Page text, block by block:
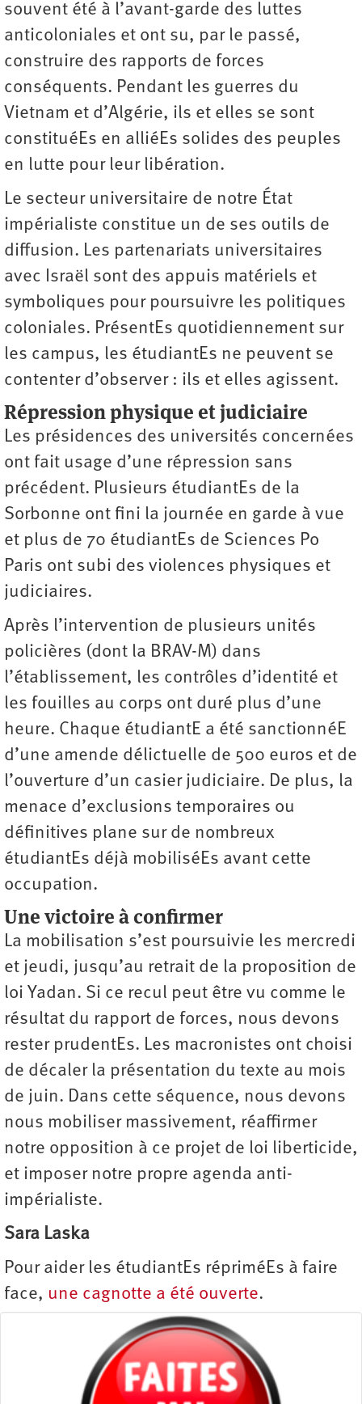
souvent été à l’avant-garde des luttes
anticoloniales et ont su, par le passé,
construire des rapports de forces
conséquents. Pendant les guerres du
Vietnam et d’Algérie, ils et elles se sont
constituéEs en alliéEs solides des peuples
en lutte pour leur libération.
Le secteur universitaire de notre État
impérialiste constitue un de ses outils de
diffusion. Les partenariats universitaires
avec Israël sont des appuis matériels et
symboliques pour poursuivre les politiques
coloniales. PrésentEs quotidiennement sur
les campus, les étudiantEs ne peuvent se
contenter d’observer : ils et elles agissent.
Répression physique et judiciaire
Les présidences des universités concernées
ont fait usage d’une répression sans
précédent. Plusieurs étudiantEs de la
Sorbonne ont fini la journée en garde à vue
et plus de 70 étudiantEs de Sciences Po
Paris ont subi des violences physiques et
judiciaires.
Après l’intervention de plusieurs unités
policières (dont la BRAV-M) dans
l’établissement, les contrôles d’identité et
les fouilles au corps ont duré plus d’une
heure. Chaque étudiantE a été sanctionnéE
d’une amende délictuelle de 500 euros et de
l’ouverture d’un casier judiciaire. De plus, la
menace d’exclusions temporaires ou
définitives plane sur de nombreux
étudiantEs déjà mobiliséEs avant cette
occupation.
Une victoire à confirmer
La mobilisation s’est poursuivie les mercredi
et jeudi, jusqu’au retrait de la proposition de
loi Yadan. Si ce recul peut être vu comme le
résultat du rapport de forces, nous devons
rester prudentEs. Les macronistes ont choisi
de décaler la présentation du texte au mois
de juin. Dans cette séquence, nous devons
nous mobiliser massivement, réaffirmer
notre opposition à ce projet de loi liberticide,
et imposer notre propre agenda anti-
impérialiste.
Sara Laska
Pour aider les étudiantEs répriméEs à faire
face, une cagnotte a été ouverte.